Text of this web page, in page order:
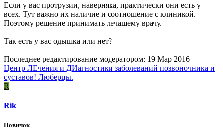
Если у вас протрузии, наверняка, практически они есть у
всех. Тут важно их наличие и соотношение с клиникой.
Поэтому решение принимать лечащему врачу.
Так есть у вас одышка или нет?
Последнее редактирование модератором: 19 Мар 2016
Центр ЛЕчения и ДИагностики заболеваний позвоночника и
суставов! Люберцы.
R
Rik
Новичок